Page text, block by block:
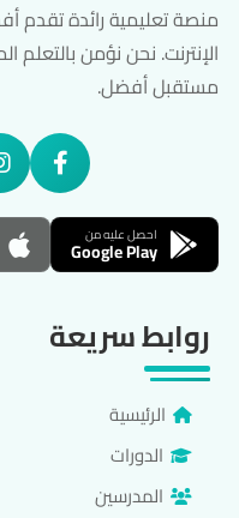
منصة تعليمية رائدة تقدم
الإنترنت. نحن نؤمن بالتعلم
مستقبل أفضل.
احصل عليه من
Google Play
روابط سريعة
الرئيسية
الدورات
المدرسين